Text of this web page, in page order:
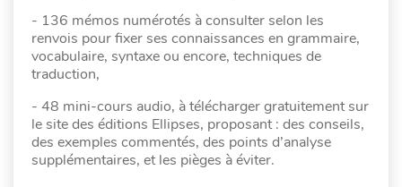
- 136 mémos numérotés à consulter selon les
renvois pour fixer ses connaissances en grammaire,
vocabulaire, syntaxe ou encore, techniques de
traduction,
- 48 mini-cours audio, à télécharger gratuitement sur
le site des éditions Ellipses, proposant : des conseils,
des exemples commentés, des points d’analyse
supplémentaires, et les pièges à éviter.